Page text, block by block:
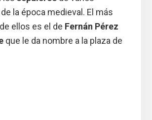
la época medieval. El más
ellos es el de Fernán Pérez
que le da nombre a la plaza de